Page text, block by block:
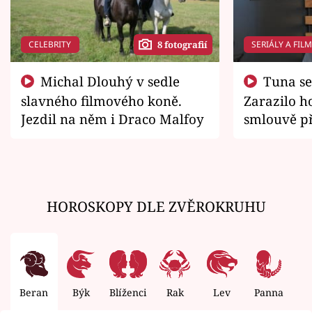
CELEBRITY 8 fotografií
slavného filmového koně.
Jezdil na něm i Draco Malfoy
SERIÁLY A
Zarazilo
smlouvě
HOROSKOPY DLE ZVĚROKRUHU
Beran Býk Blíženci Rak Lev Panna